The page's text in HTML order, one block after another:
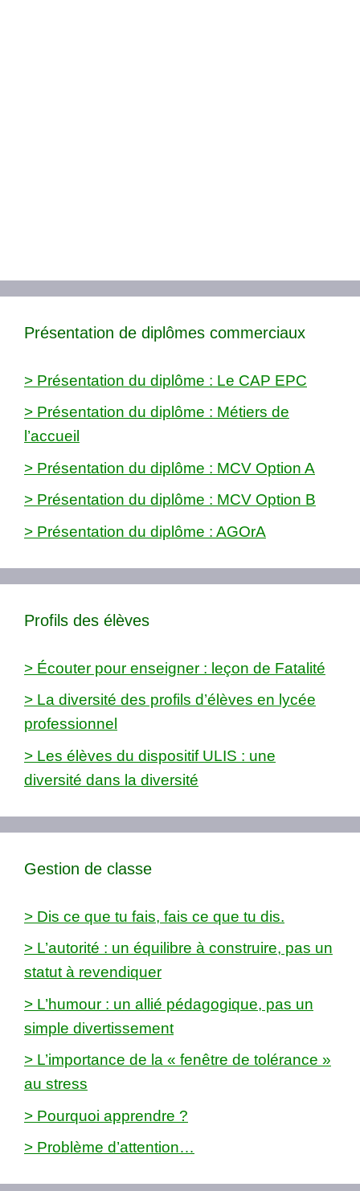
Présentation de diplômes commerciaux
> Présentation du diplôme : Le CAP EPC
> Présentation du diplôme : Métiers de
l’accueil
> Présentation du diplôme : MCV Option A
> Présentation du diplôme : MCV Option B
> Présentation du diplôme : AGOrA
Profils des élèves
> Écouter pour enseigner : leçon de Fatalité
> La diversité des profils d’élèves en lycée
professionnel
> Les élèves du dispositif ULIS : une
diversité dans la diversité
Gestion de classe
> Dis ce que tu fais, fais ce que tu dis.
> L’autorité : un équilibre à construire, pas un
statut à revendiquer
> L’humour : un allié pédagogique, pas un
simple divertissement
> L’importance de la « fenêtre de tolérance »
au stress
> Pourquoi apprendre ?
> Problème d’attention…